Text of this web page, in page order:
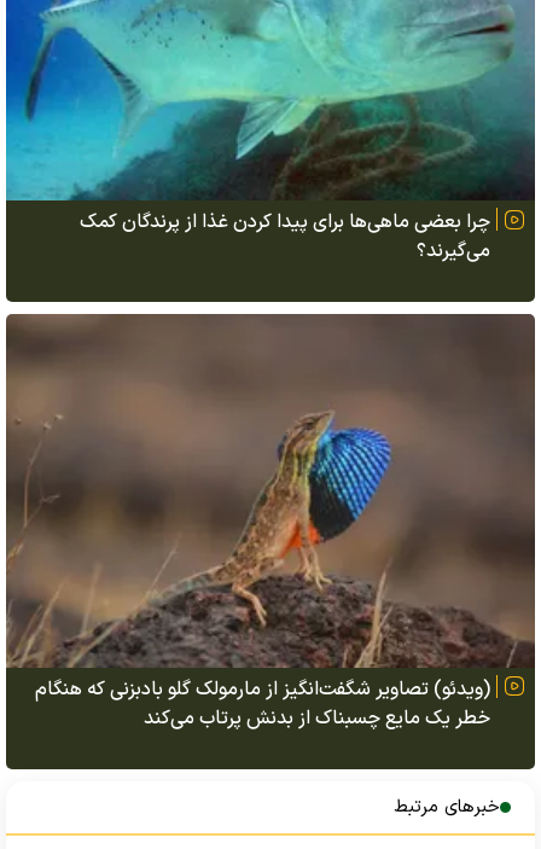
چرا بعضی ماهی‌ها برای پیدا کردن غذا از پرندگان کمک
می‌گیرند؟
(ویدئو) تصاویر شگفت‌انگیز از مارمولک گلو بادبزنی که هنگام
خطر یک مایع چسبناک از بدنش پرتاب می‌کند
خبرهای مرتبط